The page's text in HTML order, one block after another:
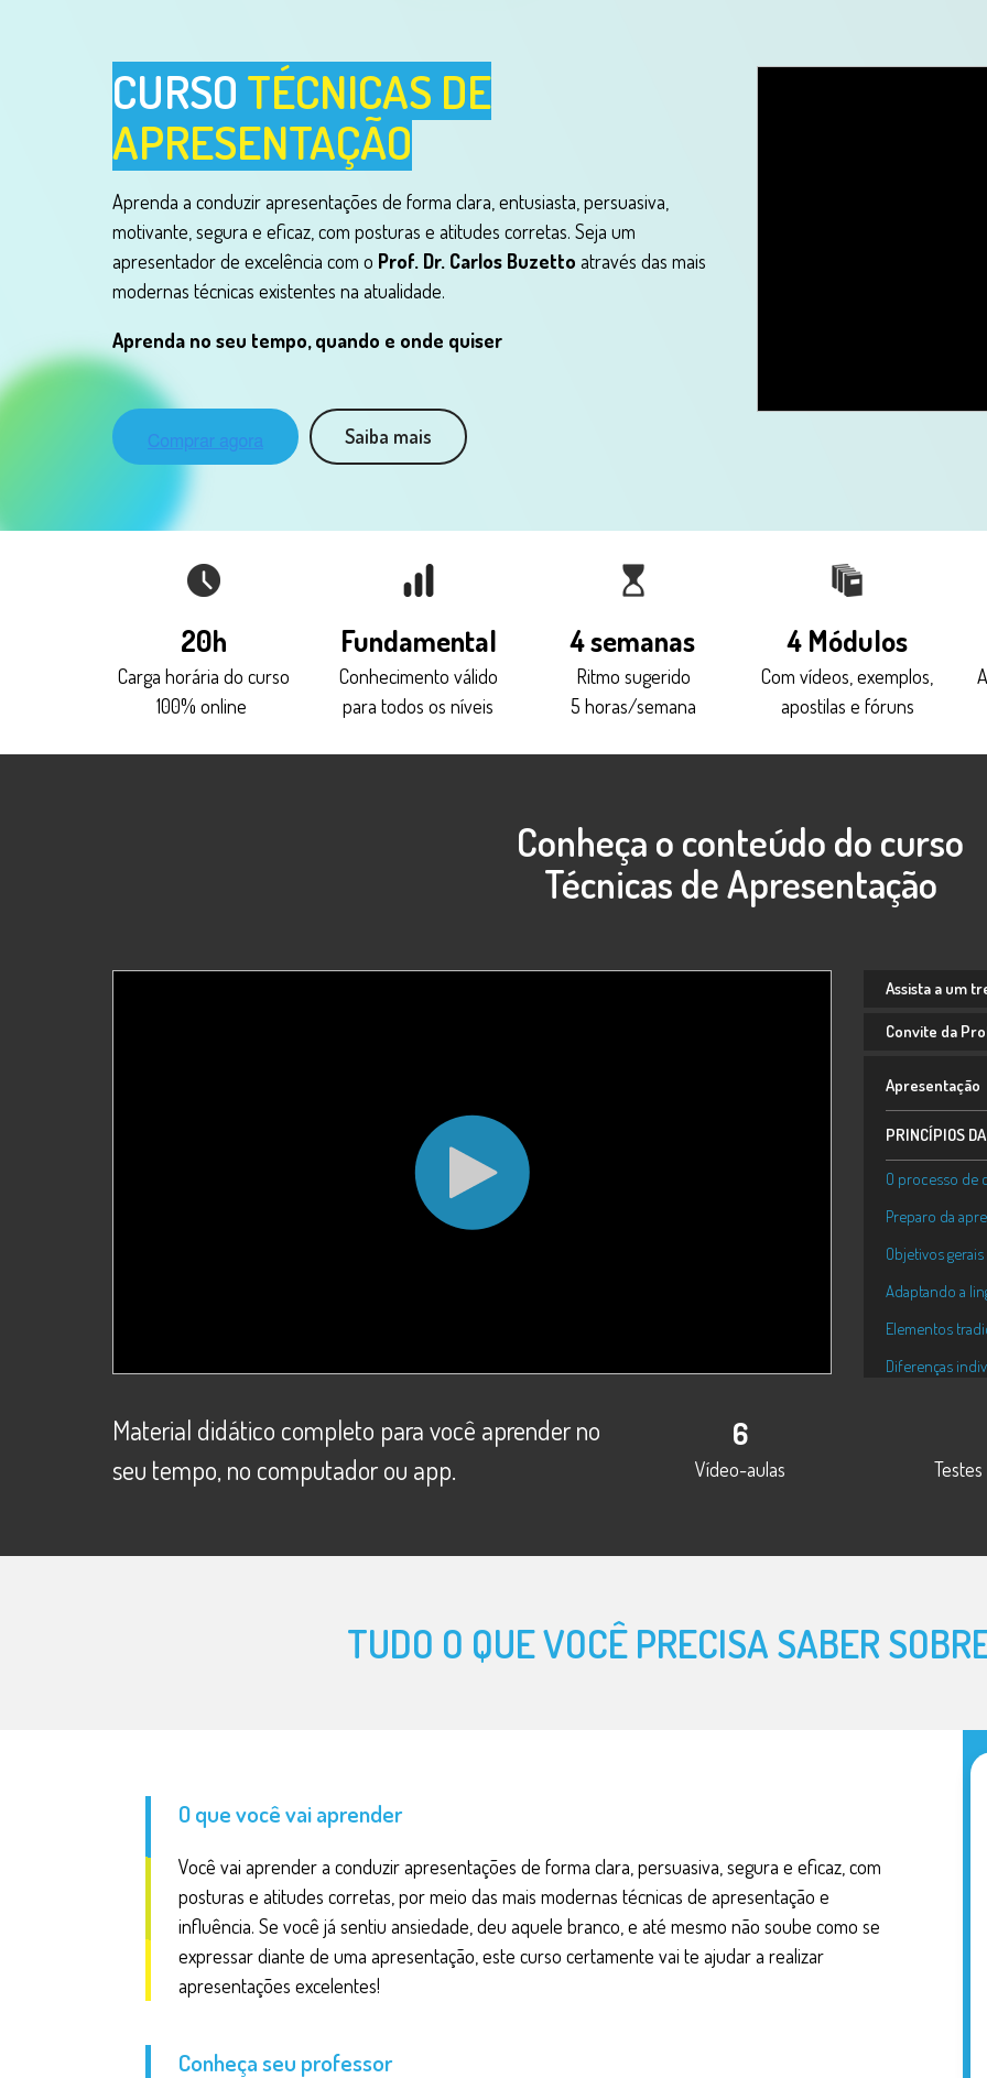
Inscreva-se
agora
CURSO TÉCNICAS DE
APRESENTAÇÃO
Aprenda a conduzir apresentações de forma clara, entusiasta, persuasiva,
motivante, segura e eficaz, com posturas e atitudes corretas. Seja um
apresentador de excelência com o Prof. Dr. Carlos Buzetto através das mais
modernas técnicas existentes na atualidade.
Aprenda no seu tempo, quando e onde quiser
Saiba mais
20h
Carga horária do curso
100% online
Fundamental
Conhecimento válido
para todos os níveis
4 semanas
Ritmo sugerido
5 horas/semana
4 Módulos
Com vídeos, exemplos,
apostilas e fóruns
Conheça o conteúdo do curso
Técnicas de Apresentação
Assista a um
Convite da
Apresentação
PRINCÍPIOS
O processo de
Preparo da
Objetivos
Adaptando a
Elementos
Diferenças
Postura,
Como interagir
O que se está
Medo, tensão e
Opções
Análise do
Definição do
Introdução:
Estruturando
Planejando a
Material didático completo para você aprender no
seu tempo, no computador ou app.
6
Vídeo-aulas
TUDO O QUE VOCÊ PRECISA SABER
O que você vai aprender
Você vai aprender a conduzir apresentações de forma clara, persuasiva, segura e eficaz, com
posturas e atitudes corretas, por meio das mais modernas técnicas de apresentação e
influência. Se você já sentiu ansiedade, deu aquele branco, e até mesmo não soube como se
expressar diante de uma apresentação, este curso certamente vai te ajudar a realizar
apresentações excelentes!
Conheça seu professor